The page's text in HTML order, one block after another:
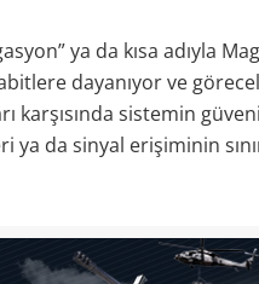
ya da kısa adıyla
dayanıyor ve
karşısında sistemin
ya da sinyal erişiminin